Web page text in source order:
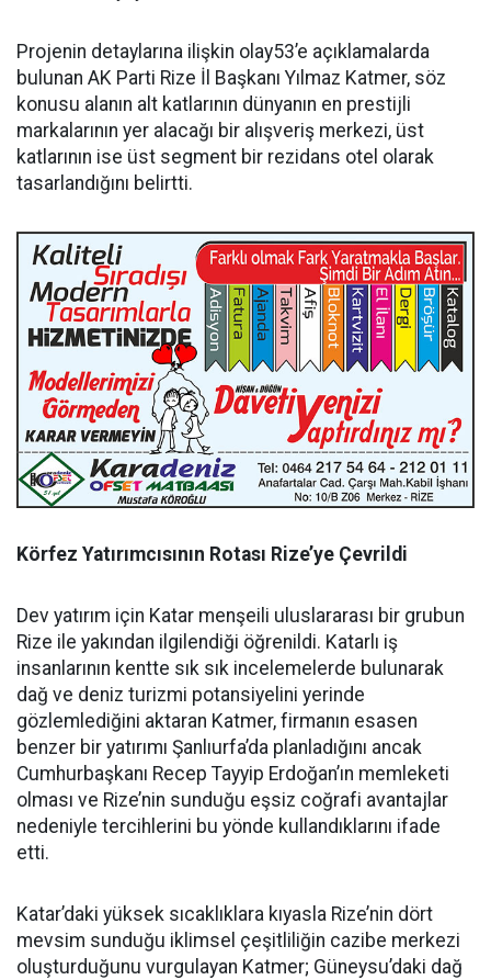
Projenin detaylarına ilişkin olay53’e açıklamalarda
bulunan AK Parti Rize İl Başkanı Yılmaz Katmer, söz
konusu alanın alt katlarının dünyanın en prestijli
markalarının yer alacağı bir alışveriş merkezi, üst
katlarının ise üst segment bir rezidans otel olarak
tasarlandığını belirtti.
Körfez Yatırımcısının Rotası Rize’ye Çevrildi
Dev yatırım için Katar menşeili uluslararası bir grubun
Rize ile yakından ilgilendiği öğrenildi. Katarlı iş
insanlarının kentte sık sık incelemelerde bulunarak
dağ ve deniz turizmi potansiyelini yerinde
gözlemlediğini aktaran Katmer, firmanın esasen
benzer bir yatırımı Şanlıurfa’da planladığını ancak
Cumhurbaşkanı Recep Tayyip Erdoğan’ın memleketi
olması ve Rize’nin sunduğu eşsiz coğrafi avantajlar
nedeniyle tercihlerini bu yönde kullandıklarını ifade
etti.
Katar’daki yüksek sıcaklıklara kıyasla Rize’nin dört
mevsim sunduğu iklimsel çeşitliliğin cazibe merkezi
oluşturduğunu vurgulayan Katmer; Güneysu’daki dağ